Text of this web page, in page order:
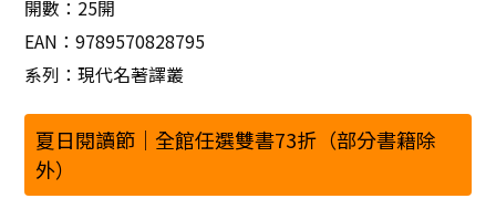
開數：25開
EAN：9789570828795
系列：現代名著譯叢
夏日閱讀節｜全館任選雙書73折（部分書籍除
外）